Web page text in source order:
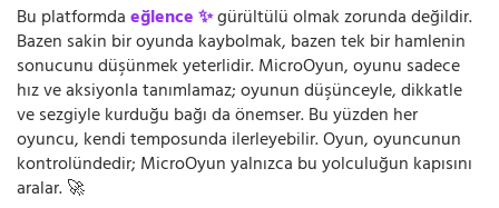
Bu platformdaeğlence ✨gürültülü olmak zorunda değildir.
Bazen sakin bir oyunda kaybolmak, bazen tek bir hamlenin
sonucunu düşünmek yeterlidir. MicroOyun, oyunu sadece
hız ve aksiyonla tanımlamaz; oyunun düşünceyle, dikkatle
ve sezgiyle kurduğu bağı da önemser. Bu yüzden her
oyuncu, kendi temposunda ilerleyebilir. Oyun, oyuncunun
kontrolündedir; MicroOyun yalnızca bu yolculuğun kapısını
aralar. 🚀